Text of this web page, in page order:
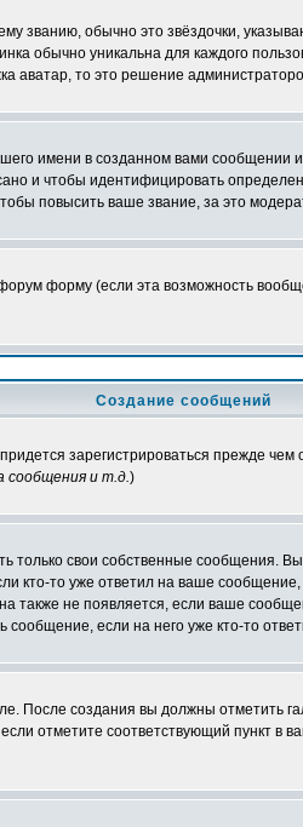
званию, обычно это звёздочки,
обычно уникальна для каждого
аватар, то это решение
имени в созданном вами сообщении
и чтобы идентифицировать
повысить ваше звание, за это
форму (если эта возможность
Создание сообщений
зарегистрироваться прежде
и т.д.)
свои собственные сообщения.
кто-то уже ответил на ваше
не появляется, если ваше
сообщение, если на него уже кто-то
После создания вы должны отметить
отметите соответствующий пункт